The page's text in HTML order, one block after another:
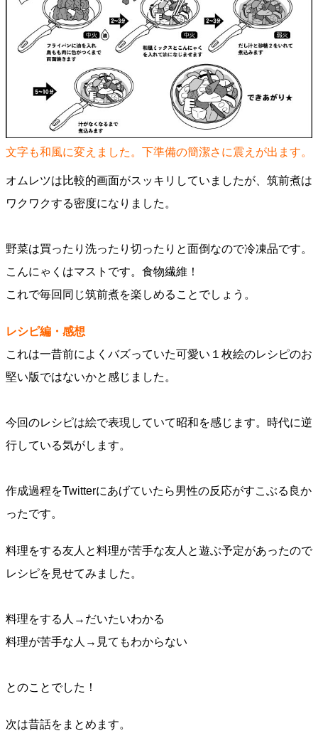
文字も和風に変えました。下準備の簡潔さに震えが出ます。
オムレツは比較的画面がスッキリしていましたが、筑前煮は
ワクワクする密度になりました。
野菜は買ったり洗ったり切ったりと面倒なので冷凍品です。
こんにゃくはマストです。食物繊維！
これで毎回同じ筑前煮を楽しめることでしょう。
レシピ編・感想
これは一昔前によくバズっていた可愛い１枚絵のレシピのお
堅い版ではないかと感じました。
今回のレシピは絵で表現していて昭和を感じます。時代に逆
行している気がします。
作成過程をTwitterにあげていたら男性の反応がすこぶる良か
ったです。
料理をする友人と料理が苦手な友人と遊ぶ予定があったので
レシピを見せてみました。
料理をする人→だいたいわかる
料理が苦手な人→見てもわからない
とのことでした！
次は昔話をまとめます。